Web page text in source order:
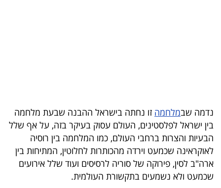
המילון
הכלכלי
פודקאסט
40
נדמה שבמלחמה זו נחתה בישראל ההבנה שבעת מלחמה
בין ישראל לפלסטינים, העולם עסוק בעיקר בזה, על אף שלל
הבעיות והצרות ברחבי העולם, כמו המלחמה בין רוסיה
לאוקראינה שכמעט וירדה מהכותרות לחלוטין, המתיחות בין
ארה"ב לסין, פירוקה של סוריה לרסיסים ועוד שלל אירועים
שכמעט ולא נשמעים בתקשורת העולמית.